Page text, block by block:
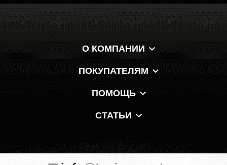
О КОМПАНИИ
ПОКУПАТЕЛЯМ
ПОМОЩЬ
СТАТЬИ